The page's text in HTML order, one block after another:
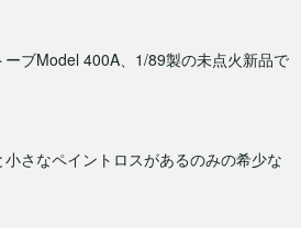
ブModel 400A、1/89製の未点火新品で
さなペイントロスがあるのみの希少な